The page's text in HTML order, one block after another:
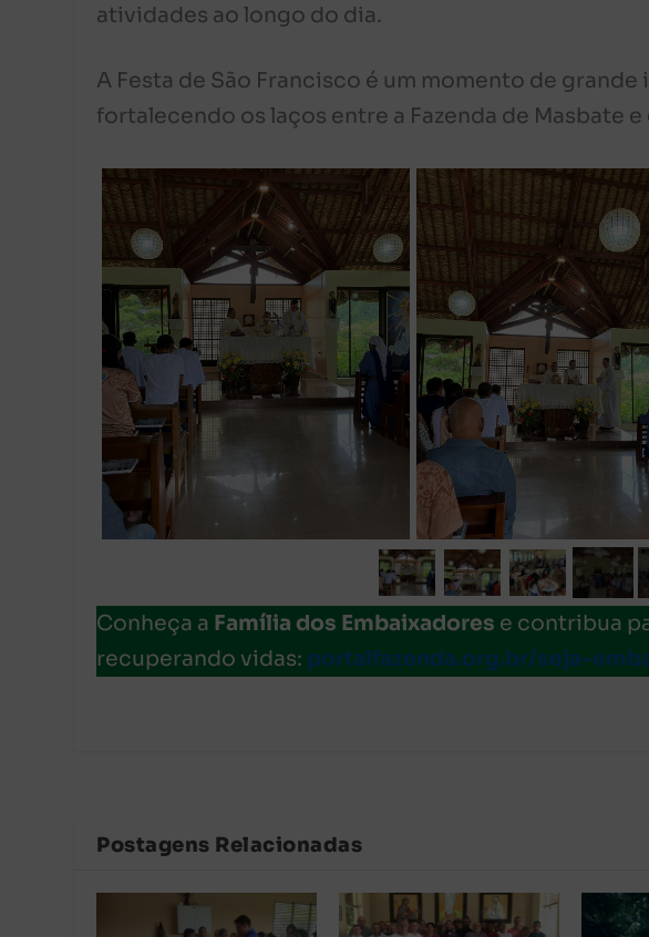
atividades ao longo do dia.
A Festa de São Francisco é um momento de
fortalecendo os laços entre a Fazenda de Masbate
Conheça a Família dos Embaixadores e contribua
recuperando vidas: portalfazenda.org.br/seja-
Postagens Relacionadas